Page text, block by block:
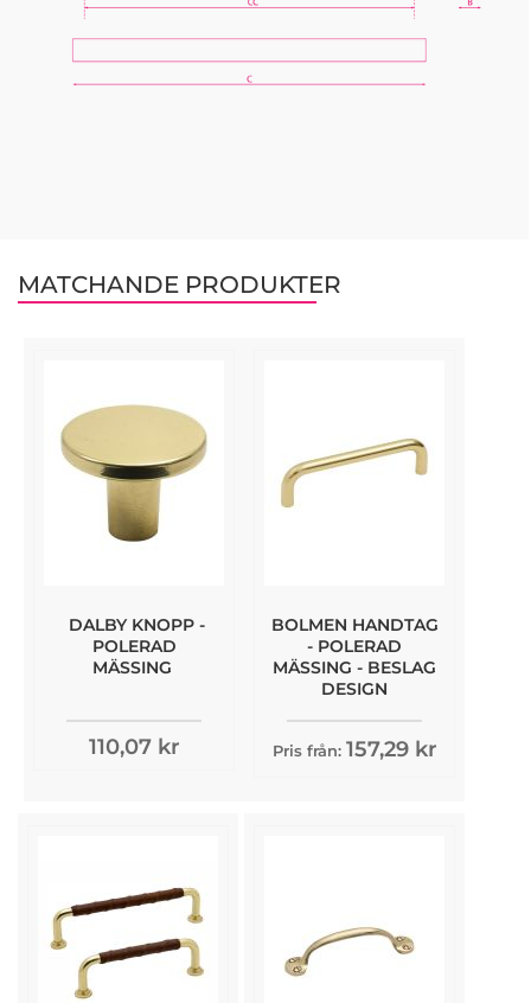
MATCHANDE PRODUKTER
DALBY KNOPP -
POLERAD
MÄSSING
110,07 kr
BOLMEN HANDTAG
- POLERAD
MÄSSING - BESLAG
DESIGN
Pris från: 157,29 kr